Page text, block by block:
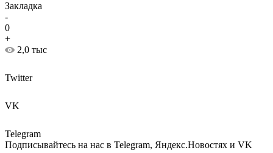
Закладка
-
0
+
2,0 тыс
Twitter
VK
Telegram
Подписывайтесь на нас в Telegram, Яндекс.Новостях и VK